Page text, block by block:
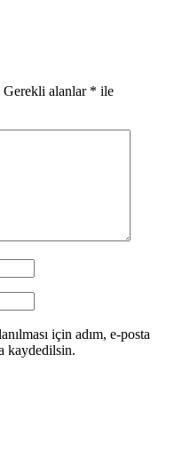
Gerekli alanlar * ile
için adım, e-posta
kaydedilsin.